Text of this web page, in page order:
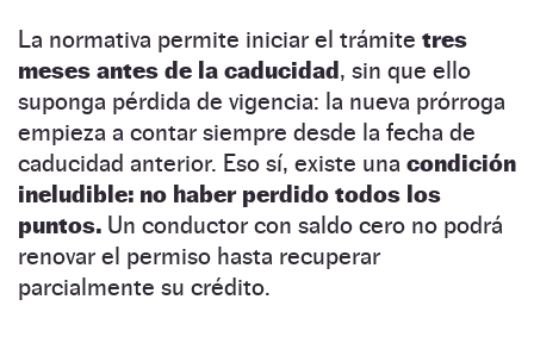
La normativa permite iniciar el trámite tres
meses antes de la caducidad, sin que ello
suponga pérdida de vigencia: la nueva prórroga
empieza a contar siempre desde la fecha de
caducidad anterior. Eso sí, existe una condición
ineludible: no haber perdido todos los
puntos. Un conductor con saldo cero no podrá
renovar el permiso hasta recuperar
parcialmente su crédito.